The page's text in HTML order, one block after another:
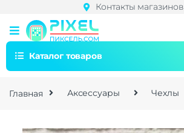
Контакты магазинов
Каталог товаров
Главная Аксессуары Чехлы